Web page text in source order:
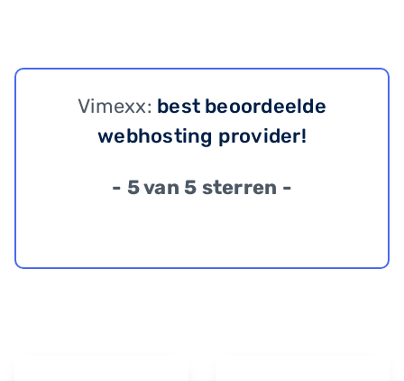
Vimexx: best beoordeelde
webhosting provider!
- 5 van 5 sterren -